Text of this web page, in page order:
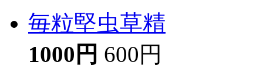
毎粒堅虫草精
1000円 600円